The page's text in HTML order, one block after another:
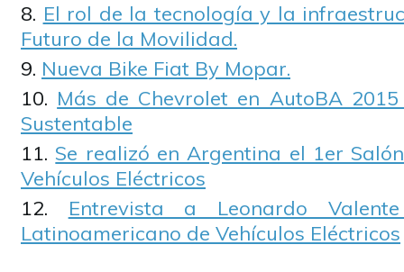
El rol de la tecnología y la
Futuro de la Movilidad.
Nueva Bike Fiat By Mopar.
Más de Chevrolet en AutoBA
Sustentable
Se realizó en Argentina el 1er
Vehículos Eléctricos
Entrevista a Leonardo
Latinoamericano de Vehículos Eléctricos